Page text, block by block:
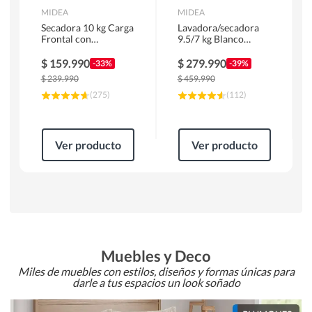
MIDEA
Secadora 10 kg Carga
Frontal con
MD100A100/W2
$ 159.990 -33%
$239.990
(275)
Ver producto
MIDEA
Lavadora/secadora
9.5/7 kg Blanco
$ 279.990 -39%
$459.990
(112)
Ver producto
Muebles y Deco
Miles de muebles con estilos, diseños y formas únicas para
darle a tus espacios un look soñado